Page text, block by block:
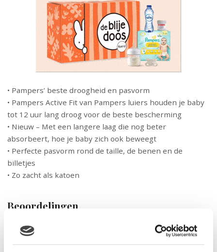
• Pampers’ beste droogheid en pasvorm
• Pampers Active Fit van Pampers luiers houden je baby
tot 12 uur lang droog voor de beste bescherming
• Nieuw – Met een langere laag die nog beter
absorbeert, hoe je baby zich ook beweegt
• Perfecte pasvorm rond de taille, de benen en de
billetjes
• Zo zacht als katoen
Beoordelingen
Wees de eerste om “Pampers Active Fit – Maat 5 Midpak